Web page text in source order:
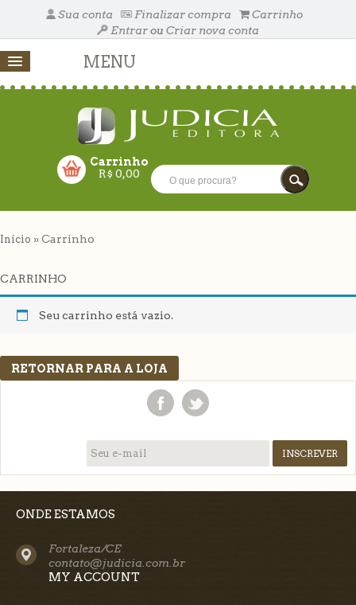
Sua conta Finalizar compra
Carrinho
Entrarou Criar nova conta
MENU
Carrinho
R$0,00
Início » Carrinho
CARRINHO
Seu carrinho está vazio.
RETORNAR PARA A LOJA
ONDE ESTAMOS
Fortaleza/CE
contato@judicia.com.br
MY ACCOUNT